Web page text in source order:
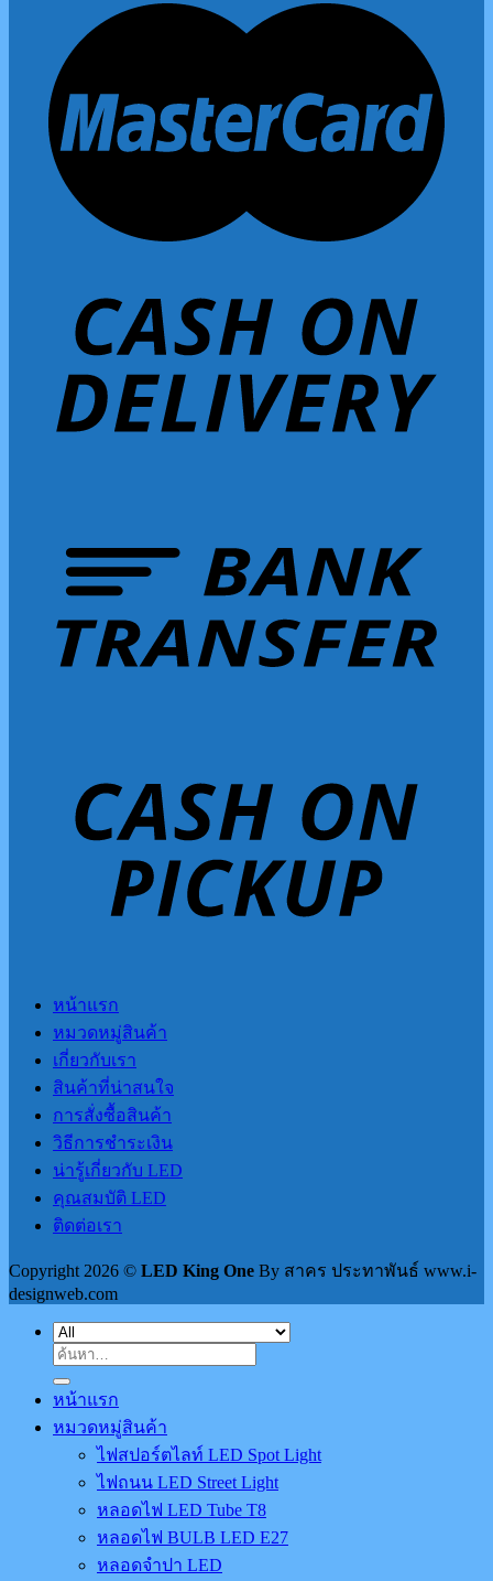
หน้าแรก
หมวดหมู่สินค้า
เกี่ยวกับเรา
สินค้าที่น่าสนใจ
การสั่งซื้อสินค้า
วิธีการชำระเงิน
น่ารู้เกี่ยวกับ LED
คุณสมบัติ LED
ติดต่อเรา
Copyright 2026 © LED King One By สาคร ประทาพันธ์ www.i-
designweb.com
ค้นหา:
หน้าแรก
หมวดหมู่สินค้า
ไฟสปอร์ตไลท์ LED Spot Light
ไฟถนน LED Street Light
หลอดไฟ LED Tube T8
หลอดไฟ BULB LED E27
หลอดจำปา LED